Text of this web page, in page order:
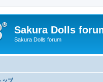
Sakura Dolls
Sakura Dolls forum
ップ